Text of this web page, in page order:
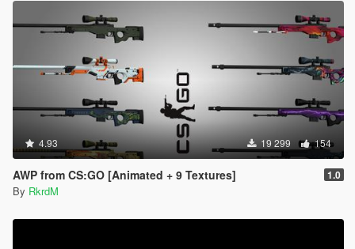
4.93 19 299 154
AWP from CS:GO [Animated + 9 Textures] 1.0
By RkrdM